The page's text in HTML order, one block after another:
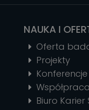
NAUKA I
Oferta
Projekty
Konferencje
Biuro